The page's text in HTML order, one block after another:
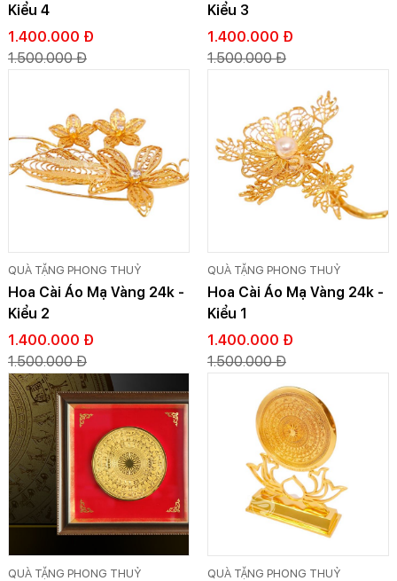
Kiểu 4
1.400.000 Đ
1.500.000 Đ
Kiểu 3
1.400.000 Đ
1.500.000 Đ
QUÀ TẶNG PHONG THUỶ
Hoa Cài Áo Mạ Vàng 24k -
Kiểu 2
1.400.000 Đ
1.500.000 Đ
QUÀ TẶNG PHONG THUỶ
Hoa Cài Áo Mạ Vàng 24k -
Kiểu 1
1.400.000 Đ
1.500.000 Đ
QUÀ TẶNG PHONG THUỶ QUÀ TẶNG PHONG THUỶ